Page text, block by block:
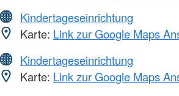
Kindertageseinrichtung
Karte: Link zur Google Maps
Kindertageseinrichtung
Karte: Link zur Google Maps